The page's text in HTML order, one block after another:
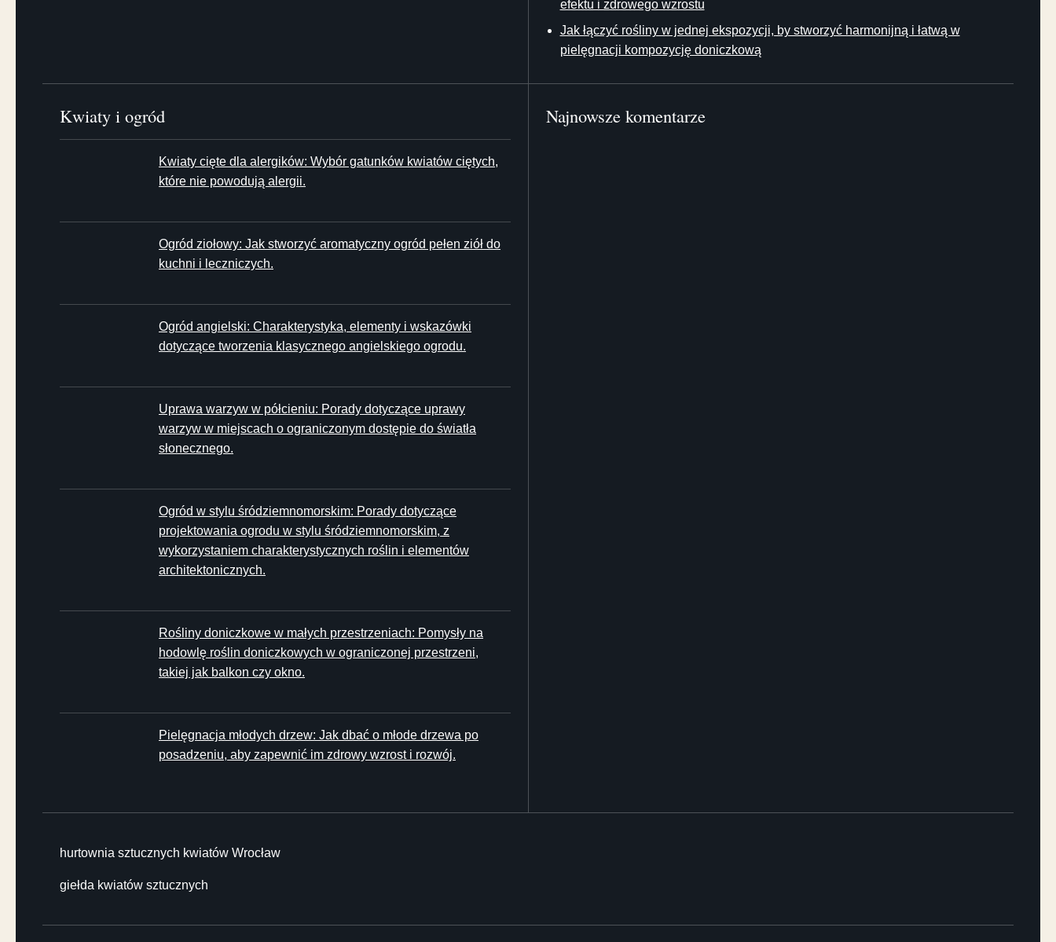
efektu i zdrowego wzrostu
Jak łączyć rośliny w jednej ekspozycji, by stworzyć harmonijną i łatwą w
pielęgnacji kompozycję doniczkową
Kwiaty i ogród
Kwiaty cięte dla alergików: Wybór gatunków kwiatów ciętych,
które nie powodują alergii.
Ogród ziołowy: Jak stworzyć aromatyczny ogród pełen ziół do
kuchni i leczniczych.
Ogród angielski: Charakterystyka, elementy i wskazówki
dotyczące tworzenia klasycznego angielskiego ogrodu.
Uprawa warzyw w półcieniu: Porady dotyczące uprawy
warzyw w miejscach o ograniczonym dostępie do światła
słonecznego.
Ogród w stylu śródziemnomorskim: Porady dotyczące
projektowania ogrodu w stylu śródziemnomorskim, z
wykorzystaniem charakterystycznych roślin i elementów
architektonicznych.
Rośliny doniczkowe w małych przestrzeniach: Pomysły na
hodowlę roślin doniczkowych w ograniczonej przestrzeni,
takiej jak balkon czy okno.
Pielęgnacja młodych drzew: Jak dbać o młode drzewa po
posadzeniu, aby zapewnić im zdrowy wzrost i rozwój.
Najnowsze komentarze
hurtownia sztucznych kwiatów Wrocław
giełda kwiatów sztucznych